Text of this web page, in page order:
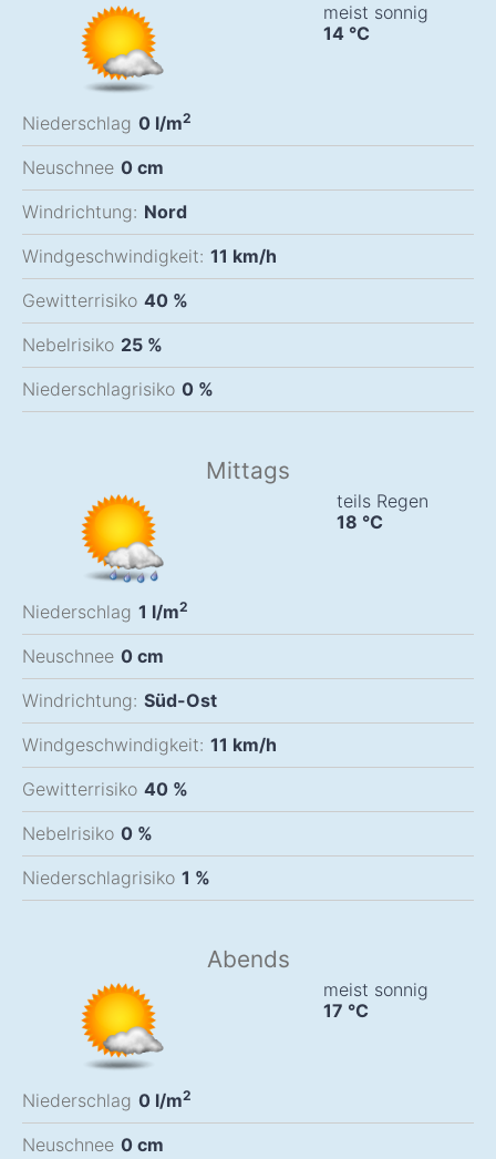
meist sonnig
14 °C
Niederschlag 0 l/m2
Neuschnee 0 cm
Windrichtung: Nord
Windgeschwindigkeit: 11 km/h
Gewitterrisiko 40 %
Nebelrisiko 25 %
Niederschlagrisiko 0 %
Mittags
teils Regen
18 °C
Niederschlag 1 l/m2
Neuschnee 0 cm
Windrichtung: Süd-Ost
Windgeschwindigkeit: 11 km/h
Gewitterrisiko 40 %
Nebelrisiko 0 %
Niederschlagrisiko 1 %
Abends
meist sonnig
17 °C
Niederschlag 0 l/m2
Neuschnee 0 cm